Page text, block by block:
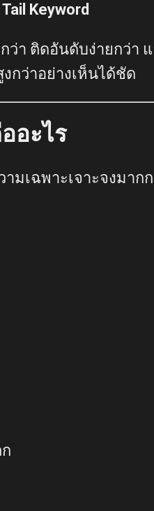
Keyword
ว่า ติดอันดับง่ายกว่า
กว่าอย่างเห็นได้ชัด
อะไร
มเฉพาะเจาะจงมาก